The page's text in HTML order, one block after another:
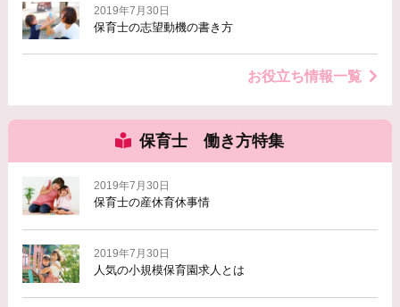
2019年7月30日
保育士の志望動機の書き方
お役立ち情報一覧
保育士 働き方特集
2019年7月30日
保育士の産休育休事情
2019年7月30日
人気の小規模保育園求人とは